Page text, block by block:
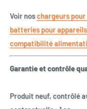
Voir noschargeurs pour
batteries pour
compatibilité
Garantie et contrôle
Produit neuf, contrôlé